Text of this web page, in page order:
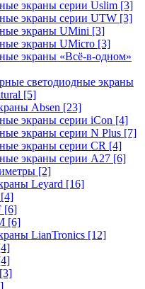
экраны серии Uslim [3]
экраны серии UTW [3]
экраны UMini [3]
экраны UMicro [3]
экраны «Всё-в-одном»
светодиодные экраны
[5]
Absen [23]
экраны серии iCon [4]
экраны серии N Plus [7]
экраны серии CR [4]
экраны серии А27 [6]
[2]
Leyard [16]
[4]
[6]
[6]
LianTronics [12]
[3]